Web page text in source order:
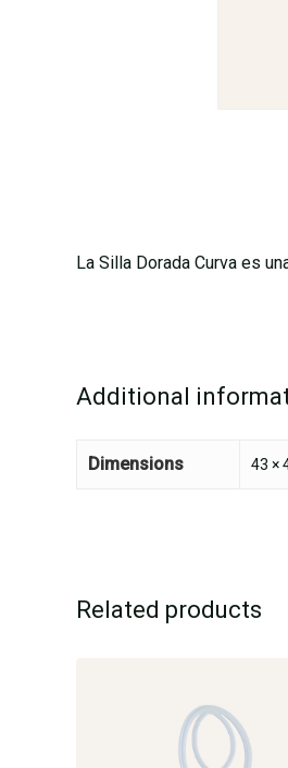
La Silla Dorada Curva es
Additional
Dimensions 43 ×
Related products